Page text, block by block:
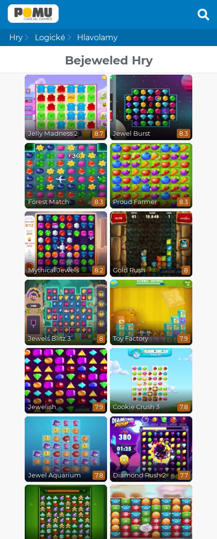
Hry Logické Hlavolamy
Bejeweled Hry
Jelly Madness 2 8.7 Jewel Burst 8.3
Forest Match 8.3 Proud Farmer 8.3
Mythical Jewels 8.2 Gold Rush 8
Jewels Blitz 3 8 Toy Factory 7.9
Jewelish 7.9 Cookie Crush 3 7.8
Jewel Aquarium 7.8 Diamond Rush 2 7.7